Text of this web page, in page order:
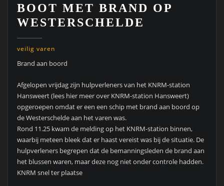
BOOT MET BRAND OP
WESTERSCHELDE
veilig varen
Brand aan boord
Afgelopen vrijdag zijn hulpverleners van het KNRM-station
Hansweert (lees hier meer over KNRM-station Hansweert)
opgeroepen omdat er een een schip met brand aan boord op
de Westerschelde aan het varen was.
Rond 11.25 kwam de melding op het KNRM-station binnen,
waarbij meteen bleek dat er haast vereist was bij de situatie. De
hulpverleners begrepen dat de bemanningsleden de brand aan
het blussen waren, maar deze nog niet onder controle hadden.
KNRM snel ter plaatse